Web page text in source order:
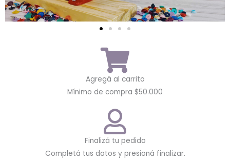
Agregá al carrito
Mínimo de compra $50.000
Finalizá tu pedido
Completá tus datos y presioná finalizar.